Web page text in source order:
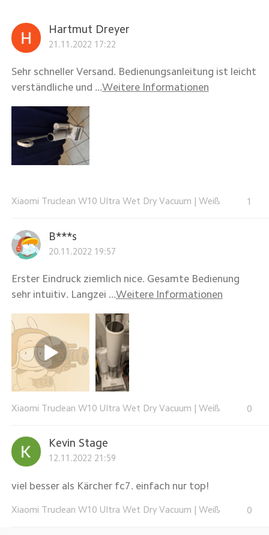
Hartmut Dreyer
21.11.2022 17:22
Sehr schneller Versand. Bedienungsanleitung ist leicht
verständliche und ...Weitere Informationen
Xiaomi Truclean W10 Ultra Wet Dry Vacuum Weiß 1
B***s
20.11.2022 19:57
Erster Eindruck ziemlich nice. Gesamte Bedienung
sehr intuitiv. Langzei ...Weitere Informationen
Xiaomi Truclean W10 Ultra Wet Dry Vacuum Weiß 0
Kevin Stage
12.11.2022 21:59
viel besser als Kärcher fc7. einfach nur top!
Xiaomi Truclean W10 Ultra Wet Dry Vacuum Weiß 0